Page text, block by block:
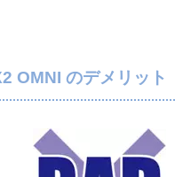
OMNI のデメリット